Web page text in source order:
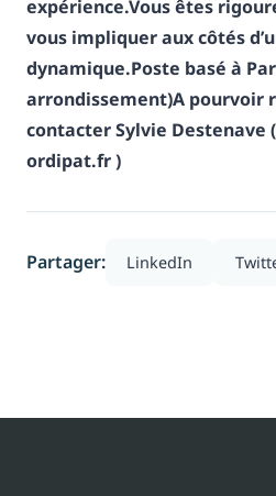
expérience.Vous êtes
vous impliquer aux côtés
dynamique.Poste basé à
arrondissement)A pourvoir
contacter Sylvie Destenave
ordipat.fr )
Partager: LinkedIn